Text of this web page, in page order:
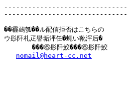
-------------------------------
-------------------------------
��霾鵐瓠��ル配信拒否はこちらの
ウ髟阡札疋譽垢泙任�蠅い靴泙后�
       ���⑥髟阡鮫���⑥髟阡鮫
nomail@heart-cc.net